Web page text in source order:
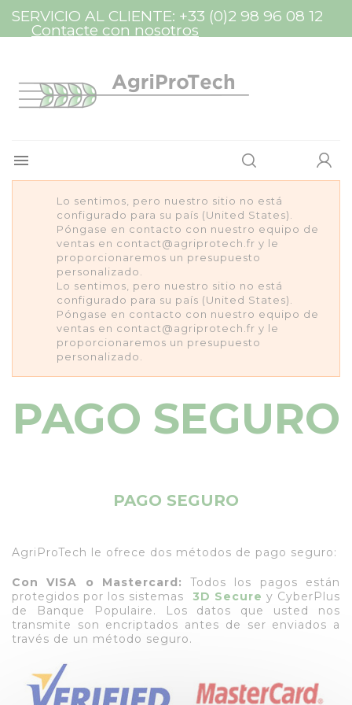
SERVICIO AL CLIENTE: +33 (0)2 98 96 08 12
Contacte con nosotros

Lo sentimos, pero nuestro sitio no está
configurado para su país (United States).
Póngase en contacto con nuestro equipo de
ventas en contact@agriprotech.fr y le
proporcionaremos un presupuesto
personalizado.
Lo sentimos, pero nuestro sitio no está
configurado para su país (United States).
Póngase en contacto con nuestro equipo de
ventas en contact@agriprotech.fr y le
proporcionaremos un presupuesto
personalizado.
PAGO SEGURO
PAGO SEGURO
AgriProTech le ofrece dos métodos de pago seguro:
Con VISA o Mastercard:
Todos los pagos están
protegidos por los sistemas 3D Secure y CyberPlus
de Banque Populaire. Los datos que usted nos
transmite son encriptados antes de ser enviados a
través de un método seguro.